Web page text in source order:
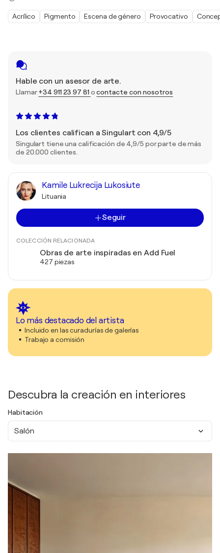
Hable con un asesor de arte.
Llamar+34 911 23 97 81 ocontacte con nosotros
Los clientes califican a Singulart con 4,9/5
Singulart tiene una calificación de 4,9/5 por parte de más
de 20.000 clientes.
Kamile Lukrecija Lukosiute
Lituania
Seguir
COLECCIÓN RELACIONADA
Obras de arte inspiradas en Add Fuel
427 piezas
Lo más destacado del artista
Incluido en las curadurías de galerías
Trabajo a comisión
Descubra la creación en interiores
Habitación
Salón
Acrílico Pigmento Escena de género Provocativo